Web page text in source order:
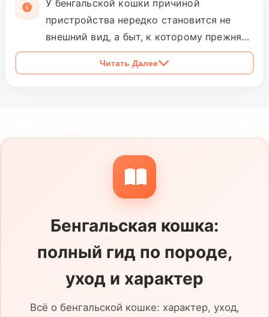
У бенгальской кошки причиной
пристройства нередко становится не
внешний вид, а быт, к которому прежняя
семья оказалась не готова. В объявлении
полезно искать конкретные ответы:
игры. Узнайте, были ли случаи побега,
меток, конфликтов с животными или
разрушительного поведения от скуки.
Отдельно уточните привычки к лотку,
окнам. Причина поиска нового дома,
ветеринарная история должны быть
понятны до знакомства.
Читать Далее
Бенгальская кошка:
полный гид по породе,
уход и характер
Всё о бенгальской кошке: характер, уход,